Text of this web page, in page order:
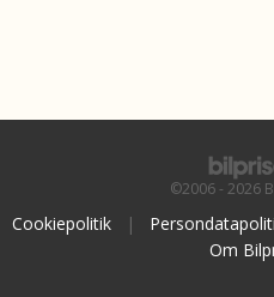
©2006 - 2026
Cookiepolitik |
Om